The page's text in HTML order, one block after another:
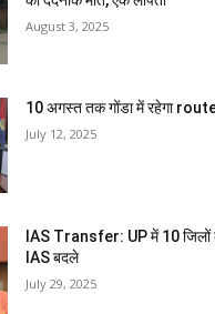
August 3, 2025
10 अगस्त तक गोंडा में रहेगा
July 12, 2025
IAS Transfer: UP में 10 जिलों
IAS बदले
July 29, 2025